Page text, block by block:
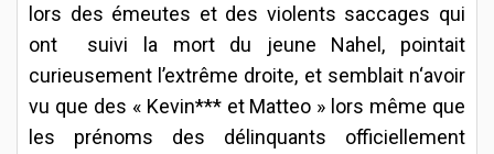
lors des émeutes et des violents saccages qui
ont suivi la mort du jeune Nahel, pointait
curieusement l’extrême droite, et semblait n‘avoir
vu que des « Kevin*** et Matteo » lors même que
les prénoms des délinquants officiellement